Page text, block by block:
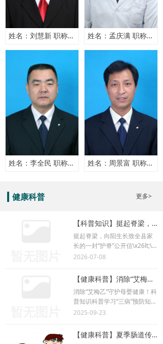
姓名：刘慧新 职称：主任医师 姓名：孟庆满 职称：副主任医师，心内科主任。
姓名：李全民 职称：主任医师 姓名：周景富 职称：主任医师
健康科普 更多>
【科普知识】挺起脊梁，向阳生长 致全县家长的一封“护脊”公开信
挺起脊梁，向阳生长致全县家
长的一封“护脊”公开信\x26lt;\x
26lt;\x26lt;科普小知识\x26gt;\x
们：大家好！
2026-07-08
【健康科普】消除“艾梅乙” 守护母婴健康！
消除“艾梅乙”守护母婴健康！科
普知识科普学习“三病”预防知识
意在消除艾滋病、梅毒和乙肝
2025-09-23
【健康科普】夏季肠道传染病预防知识